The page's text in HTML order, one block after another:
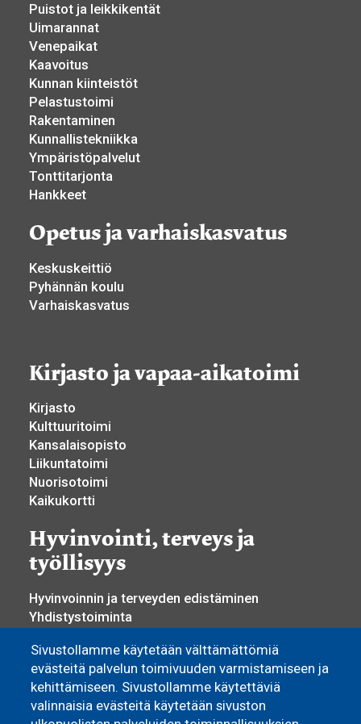
Sivustollamme käytetään välttämättömiä
evästeitä palvelun toimivuuden varmistamiseen ja
kehittämiseen. Sivustollamme käytettäviä
valinnaisia evästeitä käytetään sivuston
Puistot ja leikkikentät
Uimarannat
Venepaikat
Kaavoitus
Kunnan kiinteistöt
Pelastustoimi
Rakentaminen
Kunnallistekniikka
Ympäristöpalvelut
Tonttitarjonta
Hankkeet
Opetus ja varhaiskasvatus
Keskuskeittiö
Pyhännän koulu
Varhaiskasvatus
Kirjasto ja vapaa-aikatoimi
Kirjasto
Kulttuuritoimi
Kansalaisopisto
Liikuntatoimi
Nuorisotoimi
Kaikukortti
Hyvinvointi, terveys ja
työllisyys
Hyvinvoinnin ja terveyden edistäminen
Yhdistystoiminta
Sosiaali- ja terveyspalvelut
Työllisyyspalvelut
Yrittäjyys ja elinkeino